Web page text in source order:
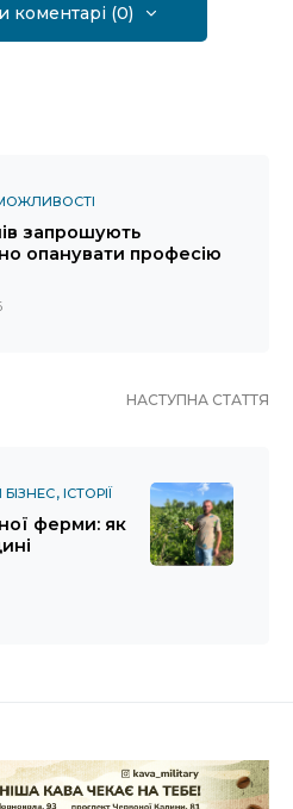
коментарі (0)
запрошують
опанувати професію
НАСТУПНА СТАТТЯ
ІСТОРІЇ
ферми: як